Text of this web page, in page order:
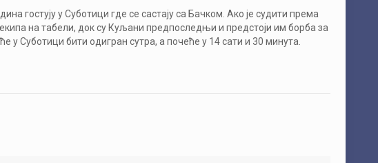
гостују у Суботици где се састају са Бачком. Ако је судити према
на табели, док су Куљани предпоследњи и предстоји им борба за
Суботици бити одигран сутра, а почеће у 14 сати и 30 минута.